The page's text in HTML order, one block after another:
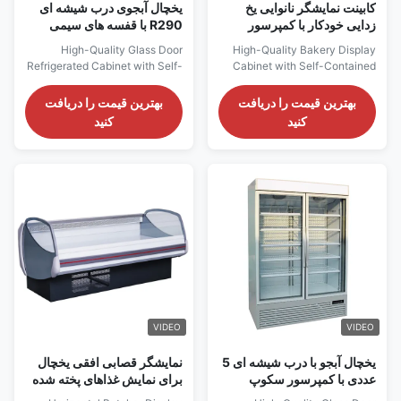
کابینت نمایشگر نانوایی یخ
زدایی خودکار با کمپرسور
High-Quality Bakery Display
Cabinet with Self-Contained
Features: ⇒ Fan cooling,
bringing no frost to the cooler
and making it cool down
environmentally friendly ⇒
Self-contained Secop
compressor, plug in for use ⇒
The condensing ...
بهترین قیمت را دریافت
کنید
یخچال آبجوی درب شیشه ای
R290 با قفسه های سیمی
High-Quality Glass Door
Refrigerated Cabinet with Self-
for Beer Main Features: ⇒ Fan
cooling, bringing no frost to the
cooler and making it cool down
compressor, plug in for use ⇒ ...
بهترین قیمت را دریافت
کنید
VIDEO
یخچال آبجو با درب شیشه ای 5
عددی با کمپرسور سکوپ
مستقل
VIDEO
نمایشگر قصابی افقی یخچال
برای نمایش غذاهای پخته شده
در سوپرمارکت